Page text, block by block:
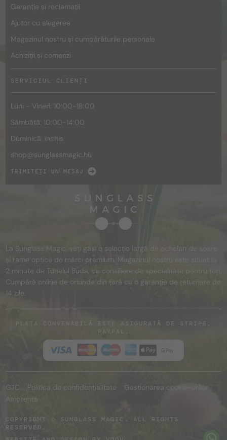
Garanție și reclamații
Ajutor cu alegerea
Magazinul nostru și cumpărăturile personale
Achiziții și comenzi
SERVICIUL CLIENȚI
Luni - Vineri: 10:00-18:00
Sâmbătă: 10:00-14:00
Duminică: închis
shop@sunglassmagic.hu
TRIMITEȚI UN MESAJ
La Sunglass Magic, veți găsi o selecție largă de ochelari de soare
și rame optice de mărci premium. Magazinul nostru este situat la
2 minute de Tunelul Buda, cu consiliere de specialitate pentru toți.
Cumpără online de oriunde din țară cu o garanție de returnare de
14 zile.
PLATA CONVENABILĂ ESTE ASIGURATĂ DE STRIPE,
PAYPAL.
GTC Politica de confidențialitate
Gestionarea cookie-urilor
Amprenta
COPYRIGHT © SUNGLASS MAGIC. ALL RIGHTS
RESERVED.